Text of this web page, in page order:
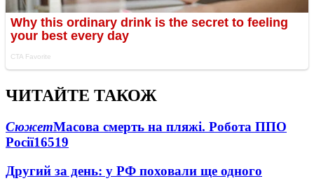
ЧИТАЙТЕ ТАКОЖ
СюжетМасова смерть на пляжі. Робота ППО
Росії16519
Другий за день: у РФ поховали ще одного